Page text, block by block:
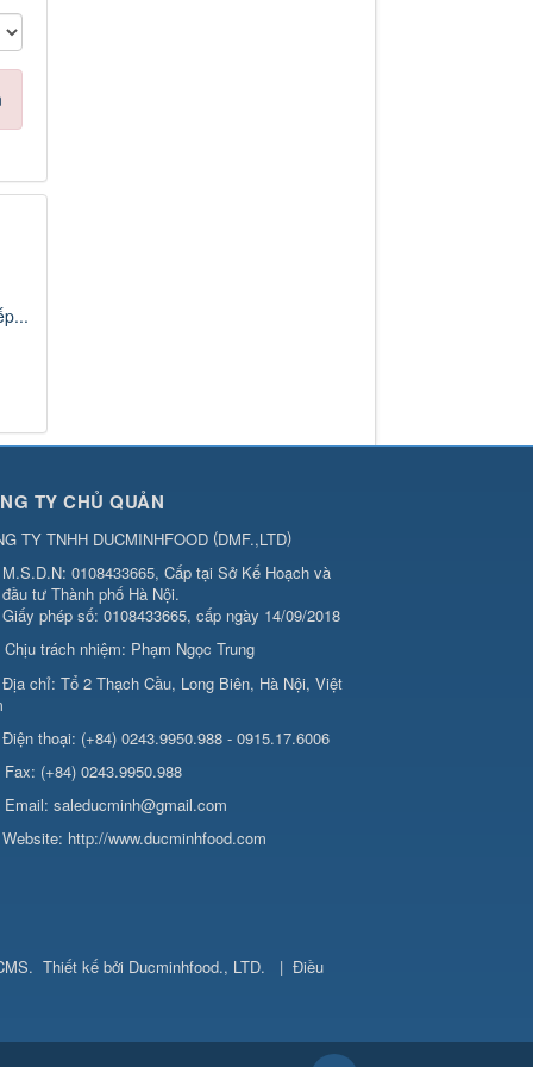
TY CHỦ QUẢN
TY TNHH DUCMINHFOOD (DMF.,LTD)
M.S.D.N: 0108433665, Cấp tại Sở Kế Hoạch và
đầu tư Thành phố Hà Nội.
Giấy phép số: 0108433665, cấp ngày 14/09/2018
Chịu trách nhiệm: Phạm Ngọc Trung
Địa chỉ: Tổ 2 Thạch Cầu, Long Biên, Hà Nội, Việt
Điện thoại: (+84) 0243.9950.988 - 0915.17.6006
Fax: (+84) 0243.9950.988
Email: saleducminh@gmail.com
Website: http://www.ducminhfood.com
. Thiết kế bởi Ducminhfood., LTD. | Điều